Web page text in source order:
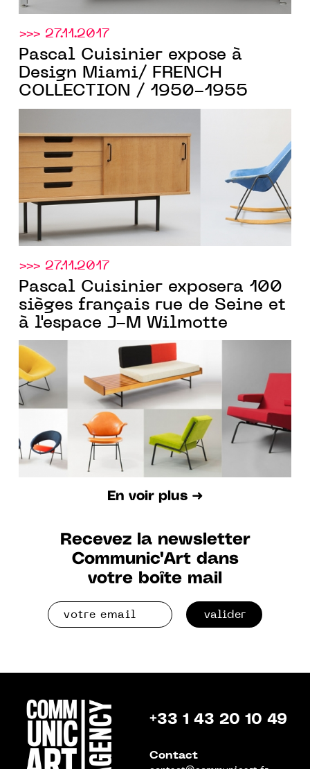
>>> 27.11.2017
Pascal Cuisinier expose à
Design Miami/ FRENCH
COLLECTION / 1950-1955
>>> 27.11.2017
Pascal Cuisinier exposera 100
sièges français rue de Seine et
à l'espace J-M Wilmotte
En voir plus ➜
Recevez la newsletter
Communic'Art dans
votre boîte mail
valider
+33 1 43 20 10 49
Contact